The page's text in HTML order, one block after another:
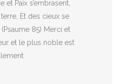
Paix s’embrasent,
Et des cieux se
85) Merci et
et le plus noble est